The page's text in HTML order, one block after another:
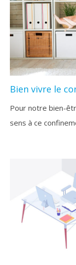
Bien vivre le
Pour notre bien-
sens à ce